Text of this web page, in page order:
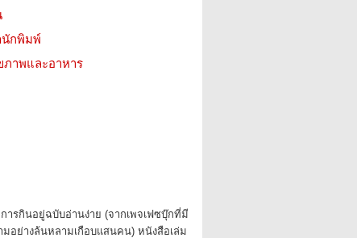
นักพิมพ์
ภาพและอาหาร
ารกินอยู่ฉบับอ่านง่าย (จากเพจเฟซบุ๊กที่มี
อย่างล้นหลามเกือบแสนคน) หนังสือเล่ม